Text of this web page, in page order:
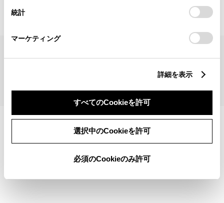
設定の変更、同意を撤回したりするにあたっては、当社の
「Cookie（クッキー）情報の取り扱いについて
」をご覧くだ
統計
マーケティング
詳細を表示
すべてのCookieを許可
選択中のCookieを許可
必須のCookieのみ許可
TOYOTAアカウント利用規約反社会的勢力に対する基本方針企業情報
©1995-2026 TOYOTA MOTOR CORPORATION. ALL RIGHTS RESERVED.